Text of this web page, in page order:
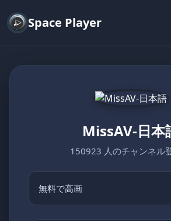
Space Player
MissAV-日本
150923 人のチャンネル
無料で高画